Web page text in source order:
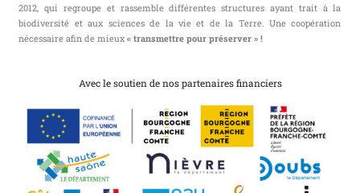
2012, qui regroupe et rassemble différentes structures ayant trait à la
biodiversité et aux sciences de la vie et de la Terre. Une coopération
nécessaire afin de mieux« transmettre pour préserver » !
Avec le soutien de nos partenaires financiers